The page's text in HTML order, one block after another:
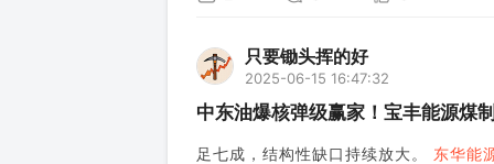
只要锄头挥的好
2025-06-15 16:47:32
中东油爆核弹级赢家！宝丰能源煤
足七成，结构性缺口持续放大。 东华能